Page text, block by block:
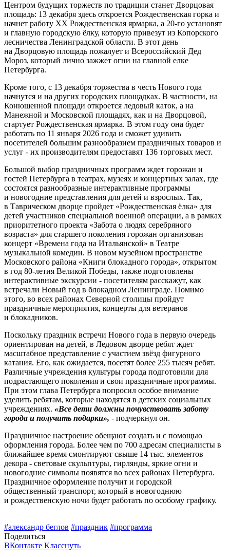
Центром будущих торжеств по традиции станет Дворцовая
площадь: 13 декабря здесь откроется Рождественская горка и
начнет работу XX Рождественская ярмарка, а 20-го установят
и главную городскую ёлку, которую привезут из Копорского
лесничества Ленинградской области. В этот день
на Дворцовую площадь пожалует и Всероссийский Дед
Мороз, который лично зажжет огни на главной елке
Петербурга.
Кроме того, с 13 декабря торжества в честь Нового года
начнутся и на других городских площадках. В частности, на
Конюшенной площади откроется ледовый каток, а на
Манежной и Московской площадях, как и на Дворцовой,
стартует Рождественская ярмарка. В этом году она будет
работать по 11 января 2026 года и сможет удивить
посетителей большим разнообразием праздничных товаров и
услуг - их производителям предоставят 136 торговых мест.
Большой выбор праздничных программ ждет горожан и
гостей Петербурга в театрах, музеях и концертных залах, где
состоятся разнообразные интерактивные программы
и новогодние представления для детей и взрослых. Так,
в Таврическом дворце пройдет «Рождественская ёлка» для
детей участников специальной военной операции, а в рамках
приоритетного проекта «Забота о людях серебряного
возраста» для старшего поколения горожан организован
концерт «Времена года на Итальянской» в Театре
музыкальной комедии. В новом музейном пространстве
Московского района «Книги блокадного города», открытом
в год 80-летия Великой Победы, также подготовлены
интерактивные экскурсии - посетителям расскажут, как
встречали Новый год в блокадном Ленинграде. Помимо
этого, во всех районах Северной столицы пройдут
праздничные мероприятия, концерты для ветеранов
и блокадников.
Поскольку праздник встречи Нового года в первую очередь
ориентирован на детей, в Ледовом дворце ребят ждет
масштабное представление с участием звёзд фигурного
катания. Его, как ожидается, посетят более 255 тысяч ребят.
Различные учреждения культуры города подготовили для
подрастающего поколения и свои праздничные программы.
При этом глава Петербурга попросил особое внимание
уделить ребятам, которые находятся в детских социальных
учреждениях. «Все дети должны почувствовать заботу
города и получить подарки», - подчеркнул он.
Праздничное настроение обещают создать и с помощью
оформления города. Более чем по 700 адресам специалисты в
ближайшее время смонтируют свыше 14 тыс. элементов
декора - световые скульптуры, гирлянды, яркие огни и
новогодние символы появятся во всех районах Петербурга.
Праздничное оформление получит и городской
общественный транспорт, который в новогоднюю
и рождественскую ночи будет работать по особому графику.
#александр беглов #праздник #программа
Поделиться
ВКонтакте Класснуть